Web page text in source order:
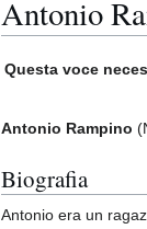
Antonio
Vai
Vai
Questa voce
Antonio Rampino
Biografia
Antonio era un